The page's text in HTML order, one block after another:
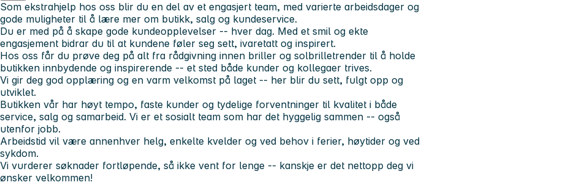
Som ekstrahjelp hos oss blir du en del av et engasjert team, med varierte arbeidsdager og
gode muligheter til å lære mer om butikk, salg og kundeservice.
Du er med på å skape gode kundeopplevelser -- hver dag. Med et smil og ekte
engasjement bidrar du til at kundene føler seg sett, ivaretatt og inspirert.
Hos oss får du prøve deg på alt fra rådgivning innen briller og solbrilletrender til å holde
butikken innbydende og inspirerende -- et sted både kunder og kollegaer trives.
Vi gir deg god opplæring og en varm velkomst på laget -- her blir du sett, fulgt opp og
utviklet.
Butikken vår har høyt tempo, faste kunder og tydelige forventninger til kvalitet i både
service, salg og samarbeid. Vi er et sosialt team som har det hyggelig sammen -- også
utenfor jobb.
Arbeidstid vil være annenhver helg, enkelte kvelder og ved behov i ferier, høytider og ved
sykdom.
Vi vurderer søknader fortløpende, så ikke vent for lenge -- kanskje er det nettopp deg vi
ønsker velkommen!